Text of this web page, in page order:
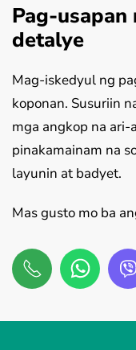
Pag-
detalye
Mag-iskedyul ng
koponan. Susuriin
mga angkop na
pinakamainam na
layunin at badyet.
Mas gusto mo ba